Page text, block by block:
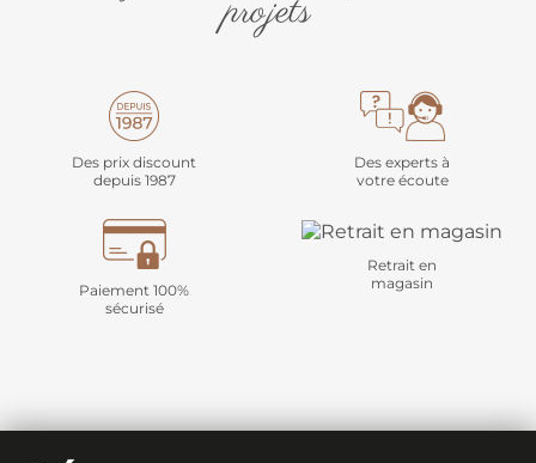
projets
Des prix discount
depuis 1987
Des experts à
votre écoute
Paiement 100%
sécurisé
Retrait en
magasin